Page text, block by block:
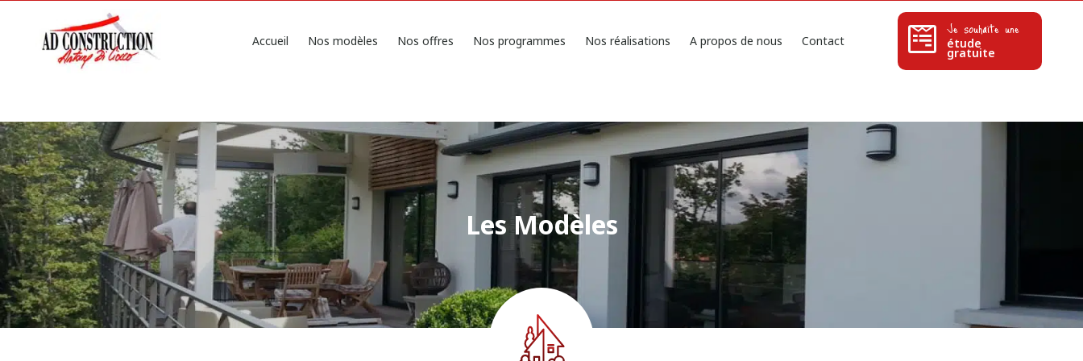
Accueil Nos modèles Nos offres Nos programmes Nos réalisations A propos de nous Contact
Je souhaite une
étude
gratuite
Les Modèles